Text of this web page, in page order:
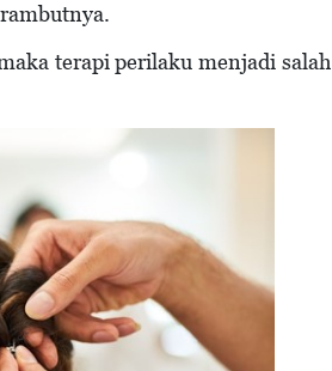
terapi perilaku menjadi salah